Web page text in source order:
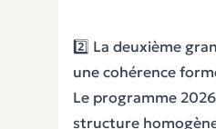
2️⃣ La deuxième
une cohérence
Le programme
structure